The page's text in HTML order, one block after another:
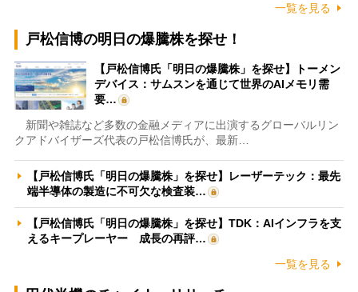
一覧を見る
戸松信博の明日の爆騰株を探せ！
【戸松信博氏「明日の爆騰株」を探せ】トーメン
デバイス：サムスンを通じて世界のAIメモリ需
要…
新聞や雑誌など多数の金融メディアに出演するグローバルリン
クアドバイザーズ代表の戸松信博氏が、最新…
【戸松信博氏「明日の爆騰株」を探せ】レーザーテック：最先
端半導体の製造に不可欠な検査装…
【戸松信博氏「明日の爆騰株」を探せ】TDK：AIインフラを支
えるキープレーヤー 成長の再評…
一覧を見る